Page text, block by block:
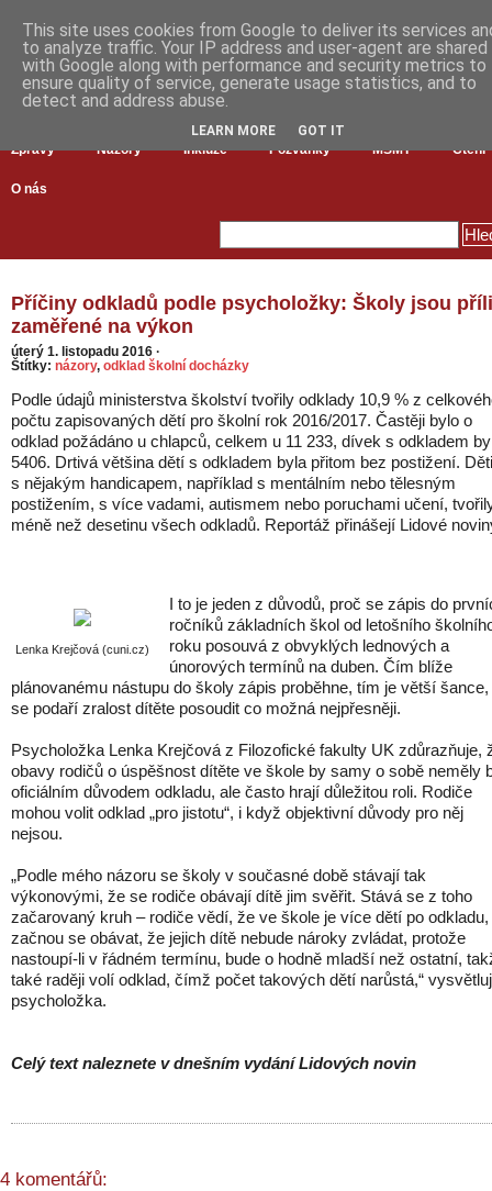
Zprávy Názory Inkluze Pozvánky MŠMT Čtení
O nás
Příčiny odkladů podle psycholožky: Školy jsou
zaměřené na výkon
úterý 1. listopadu 2016 ·
Štítky: názory, odklad školní docházky
Podle údajů ministerstva školství tvořily odklady 10,9 % z
počtu zapisovaných dětí pro školní rok 2016/2017. Častěji bylo o
odklad požádáno u chlapců, celkem u 11 233, dívek s odkladem
5406. Drtivá většina dětí s odkladem byla přitom bez postižení. Děti
s nějakým handicapem, například s mentálním nebo tělesným
postižením, s více vadami, autismem nebo poruchami učení,
méně než desetinu všech odkladů. Reportáž přinášejí Lidové
Lenka Krejčová (cuni.cz)
I to je jeden z důvodů, proč se zápis do
ročníků základních škol od letošního
roku posouvá z obvyklých lednových a
únorových termínů na duben. Čím blíže
plánovanému nástupu do školy zápis proběhne, tím je větší
se podaří zralost dítěte posoudit co možná nejpřesněji.
Psycholožka Lenka Krejčová z Filozofické fakulty UK zdůrazňuje,
obavy rodičů o úspěšnost dítěte ve škole by samy o sobě neměly
oficiálním důvodem odkladu, ale často hrají důležitou roli. Rodiče
mohou volit odklad „pro jistotu“, i když objektivní důvody pro něj
nejsou.
„Podle mého názoru se školy v současné době stávají tak
výkonovými, že se rodiče obávají dítě jim svěřit. Stává se z toho
začarovaný kruh – rodiče vědí, že ve škole je více dětí po odkladu,
začnou se obávat, že jejich dítě nebude nároky zvládat, protože
nastoupí-li v řádném termínu, bude o hodně mladší než ostatní,
také raději volí odklad, čímž počet takových dětí narůstá,“
psycholožka.
Celý text naleznete v dnešním vydání Lidových novin
4 komentářů:
This site uses cookies from Google to deliver its services
to analyze traffic. Your IP address and user-agent are shared
with Google along with performance and security metrics to
ensure quality of service, generate usage statistics, and to
detect and address abuse.
LEARN MORE GOT IT